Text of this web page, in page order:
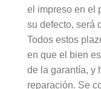
el impreso en el
su defecto, será
Todos estos
en que el bien
de la garantía, y
reparación. Se